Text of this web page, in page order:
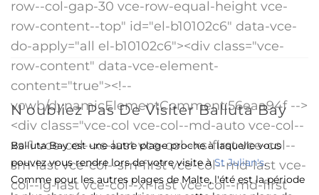
N'oubliez Pas De Visiter Balluta Bay
Balluta Bay est une autre plage proche à laquelle vous
pouvez vous rendre lors de votre visite àSt Julian's.
Comme pour les autres plages de Malte, l'été est la période